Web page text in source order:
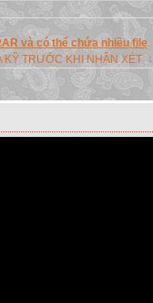
và có thể chứa nhiều file
KỸ TRƯỚC KHI NHẬN XÉT ↓